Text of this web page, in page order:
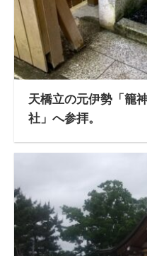
天橋立の元伊勢「籠
社」へ参拝。